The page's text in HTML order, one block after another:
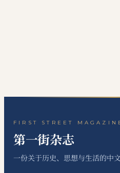
FIRST STREET
第一街杂志
一份关于历史、思想与生活的中文